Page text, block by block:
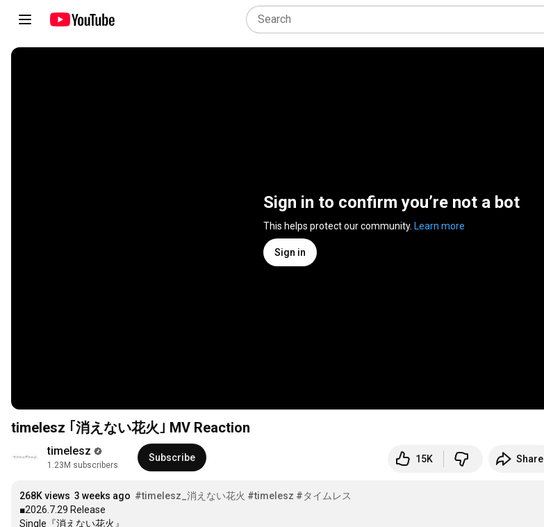
Sign in to confirm you’re not a bot
This helps protect our community. Learn more
Sign in
timelesz ｢消えない花火｣ MV Reaction
timelesz
1.23M subscribers
Subscribe 15K Share
268K views 3 weeks ago #timelesz_消えない花火 #timelesz #タイムレス
■2026.7.29 Release